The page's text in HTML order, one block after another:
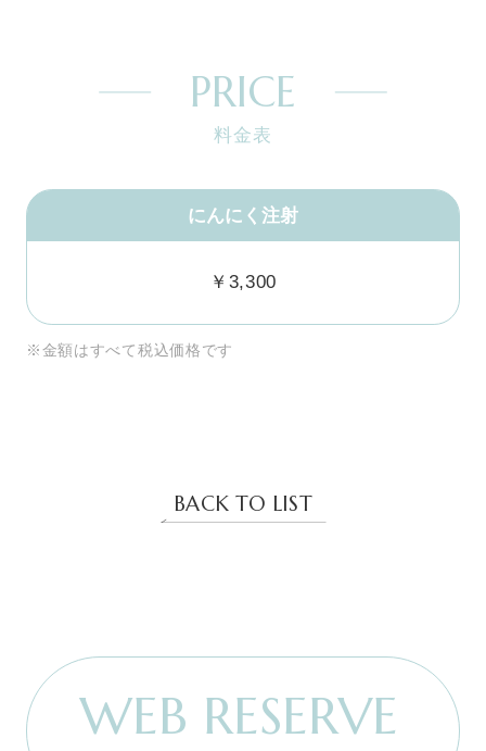
PRICE
料金表
にんにく注射
￥3,300
※金額はすべて税込価格です
BACK TO LIST
WEB RESERVE